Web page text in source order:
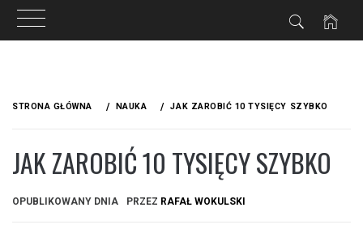
treściSTRONA GŁÓWNA NAUKA JAK ZAROBIĆ 10 TYSIĘCY SZYBKO
JAK ZAROBIĆ 10 TYSIĘCY SZYBKO
OPUBLIKOWANY DNIA PRZEZ RAFAŁ WOKULSKI